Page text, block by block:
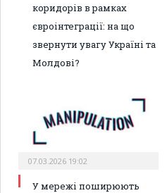
коридорів в рамках
євроінтеграції: на що
звернути увагу Україні та
Молдові?
07.03.2026 19:02
У мережі поширюють